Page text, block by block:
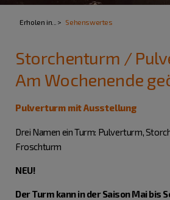
Erholen in... Sehenswertes
Storchenturm /
Am Wochenende
Pulverturm mit Ausstellung
Drei Namen ein Turm: Pulverturm,
Froschturm
NEU!
Der Turm kann in der Saison Mai bis